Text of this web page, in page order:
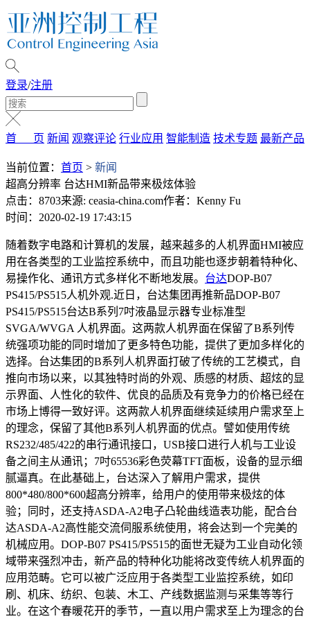
登录/注册
首 页 新闻 观察评论 行业应用 智能制造 技术专题 最新产品
当前位置： 首页 > 新闻
超高分辨率 台达HMI新品带来极炫体验
点击：8703来源: ceasia-china.com作者：Kenny Fu
时间：2020-02-19 17:43:15
随着数字电路和计算机的发展，越来越多的人机界面HMI被应
用在各类型的工业监控系统中，而且功能也逐步朝着特种化、
易操作化、通讯方式多样化不断地发展。 台达DOP-B07
PS415/PS515人机外观.近日，台达集团再推新品DOP-B07
PS415/PS515台达B系列7吋液晶显示器专业标准型
SVGA/WVGA 人机界面。这两款人机界面在保留了B系列传
统强项功能的同时增加了更多特色功能，提供了更加多样化的
选择。台达集团的B系列人机界面打破了传统的工艺模式，自
推向市场以来，以其独特时尚的外观、质感的材质、超炫的显
示界面、人性化的软件、优良的品质及有竞争力的价格已经在
市场上博得一致好评。这两款人机界面继续延续用户需求至上
的理念，保留了其他B系列人机界面的优点。譬如使用传统
RS232/485/422的串行通讯接口，USB接口进行人机与工业设
备之间主从通讯；7吋65536彩色荧幕TFT面板，设备的显示细
腻逼真。在此基础上，台达深入了解用户需求，提供
800*480/800*600超高分辨率，给用户的使用带来极炫的体
验；同时，还支持ASDA-A2电子凸轮曲线造表功能，配合台
达ASDA-A2高性能交流伺服系统使用，将会达到一个完美的
机械应用。DOP-B07 PS415/PS515的面世无疑为工业自动化领
域带来强烈冲击，新产品的特种化功能将改变传统人机界面的
应用范畴。它可以被广泛应用于各类型工业监控系统，如印
刷、机床、纺织、包装、木工、产线数据监测与采集等等行
业。在这个春暖花开的季节，一直以用户需求至上为理念的台